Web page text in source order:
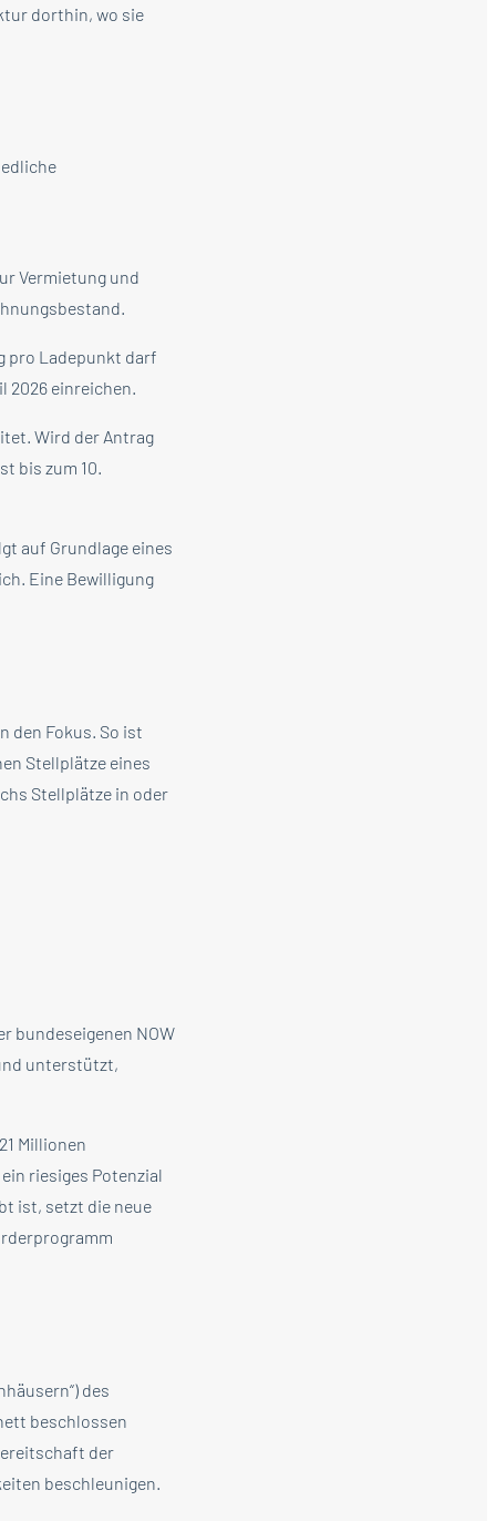
dorthin, wo sie
Vermietung und
pro Ladepunkt darf
2026 einreichen.
Wird der Antrag
bis zum 10.
auf Grundlage eines
Eine Bewilligung
den Fokus. So ist
Stellplätze eines
Stellplätze in oder
bundeseigenen NOW
unterstützt,
Millionen
riesiges Potenzial
ist, setzt die neue
des
beschlossen
der
beschleunigen.